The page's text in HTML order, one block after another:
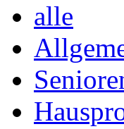
alle